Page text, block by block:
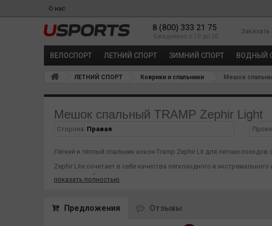
О нас
8 (800) 333 21 75
Ежедневно с 10 до 20
Заказать
ВЕЛОСПОРТ ЛЕТНИЙ СПОРТ ЗИМНИЙ СПОРТ ВОДНЫЙ
ЛЕТНИЙ СПОРТ Коврики и спальники Мешок
Мешок спальный TRAMP Zephir Light
Сторона: Правая
Лёгкий и тёплый спальник кокон Tramp Zephir Lit для летних
Zephir Lite сочетает в себе качества легкоходного и
пеших и комбинированных походов.
Супертонкие нити двух разных конфигураций, спиралевидные и
теплоизолирующий эффект материала к свойствам натурально
Хорошо восстанавливается после сжатия. Гипоаллергенный.
показать полностью
Предложения Отзывы